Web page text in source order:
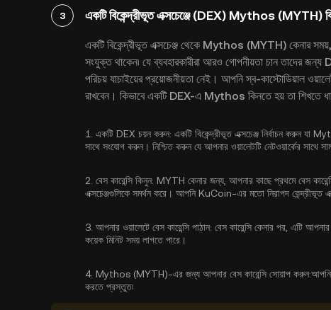
3 একটি বিকেন্দ্রীভূত এক্সচেঞ্জে (DEX) Mythos (MYTH)
একটি বিকেন্দ্রীভূত এক্সচেঞ্জ থেকে Mythos (MYTH) কেনার সময়,
সংযুক্ত থাকেন৷ যে ব্যবহারকারীরা আরও গোপনীয়তা চান তাদের
পরিচয় যাচাইয়ের প্রয়োজনীয়তা নেই। আপনি স্ব-কাস্টোডিয়াল
রাখবেন। কিভাবে একটি DEX-এ Mythos কিনতে হয় তা শিখতে
1. একটি DEX চয়ন করুন: একটি বিকেন্দ্রীভূত এক্সচেঞ্জ নির্বাচন করুন
সাথে সংযোগ করুন। নিশ্চিত করুন যে আপনার ওয়ালেটটি নেটওয়ার্কের সাথে
2. বেস কারেন্সি কিনুন: MYTH কেনার জন্য, আপনার কাছে প্রথমে বেস
এক্সচেঞ্জগুলিকে সমর্থন করে। আপনি KuCoin-এর মতো নিরাপদ কেন্দ্রীভূত
3. আপনার ওয়ালেটে বেস কারেন্সি পাঠান: বেস কারেন্সি কেনার পর, এটি
কয়েক মিনিট সময় লাগতে পারে।
4. Mythos (MYTH)-এর জন্য আপনার বেস কারেন্সি সোয়াপ করুন:
করতে প্রস্তুত৷